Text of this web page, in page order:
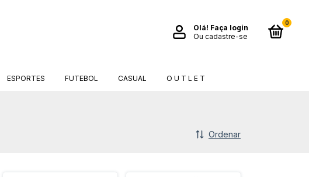
Olá! Faça login
Ou cadastre-se
0
ESPORTES FUTEBOL CASUAL O U T L E T
Ordenar